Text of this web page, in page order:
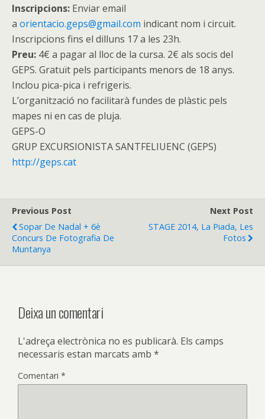
Inscripcions: Enviar email
a orientacio.geps@gmail.com indicant nom i circuit.
Inscripcions fins el dilluns 17 a les 23h.
Preu: 4€ a pagar al lloc de la cursa. 2€ als socis del
GEPS. Gratuït pels participants menors de 18 anys.
Inclou pica-pica i refrigeris.
L’organització no facilitarà fundes de plàstic pels
mapes ni en cas de pluja.
GEPS-O
GRUP EXCURSIONISTA SANTFELIUENC (GEPS)
http://geps.cat
Previous Post
Sopar De Nadal + 6è
Concurs De Fotografia De
Muntanya
Next Post
STAGE 2014, La Piada, Les
Fotos
Deixa un comentari
L'adreça electrònica no es publicarà. Els camps
necessaris estan marcats amb *
Comentari *